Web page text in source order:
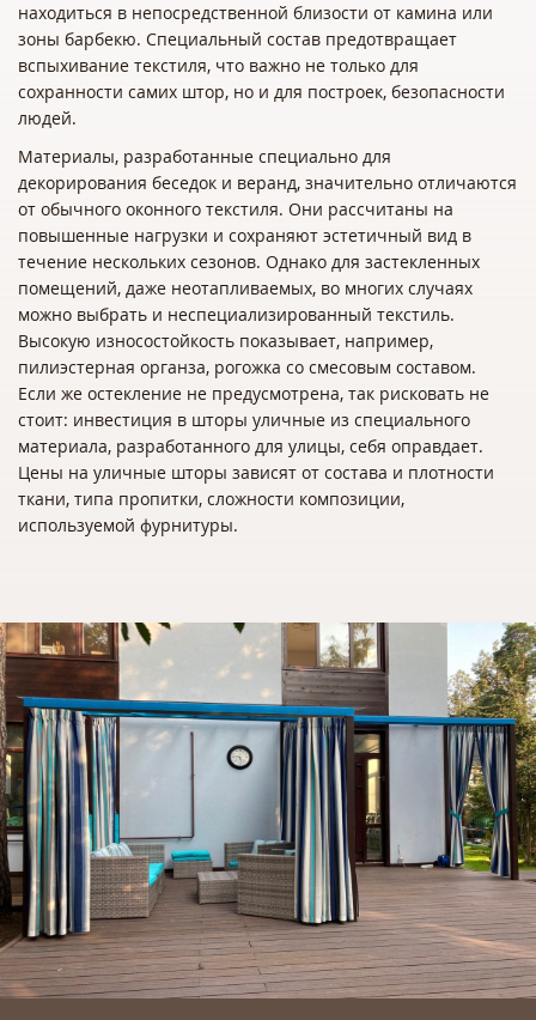
находиться в непосредственной близости от камина или
зоны барбекю. Специальный состав предотвращает
вспыхивание текстиля, что важно не только для
сохранности самих штор, но и для построек, безопасности
людей.
Материалы, разработанные специально для
декорирования беседок и веранд, значительно отличаются
от обычного оконного текстиля. Они рассчитаны на
повышенные нагрузки и сохраняют эстетичный вид в
течение нескольких сезонов. Однако для застекленных
помещений, даже неотапливаемых, во многих случаях
можно выбрать и неспециализированный текстиль.
Высокую износостойкость показывает, например,
пилиэстерная органза, рогожка со смесовым составом.
Если же остекление не предусмотрена, так рисковать не
стоит: инвестиция в шторы уличные из специального
материала, разработанного для улицы, себя оправдает.
Цены на уличные шторы зависят от состава и плотности
ткани, типа пропитки, сложности композиции,
используемой фурнитуры.